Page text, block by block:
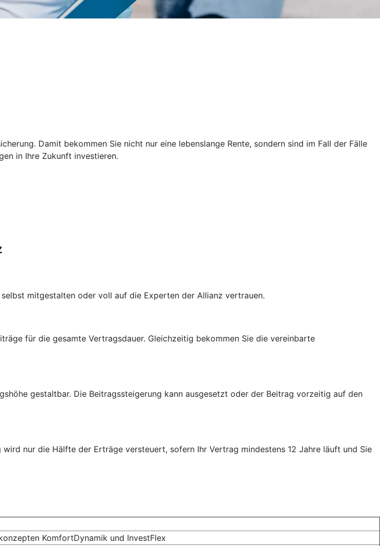
Damit bekommen Sie nicht nur eine lebenslange Rente, sondern sind im Fall der Fälle
in Ihre Zukunft investieren.
mitgestalten oder voll auf die Experten der Allianz vertrauen.
für die gesamte Vertragsdauer. Gleichzeitig bekommen Sie die vereinbarte
gestaltbar. Die Beitragssteigerung kann ausgesetzt oder der Beitrag vorzeitig auf den
nur die Hälfte der Erträge versteuert, sofern Ihr Vertrag mindestens 12 Jahre läuft und Sie
KomfortDynamik und InvestFlex